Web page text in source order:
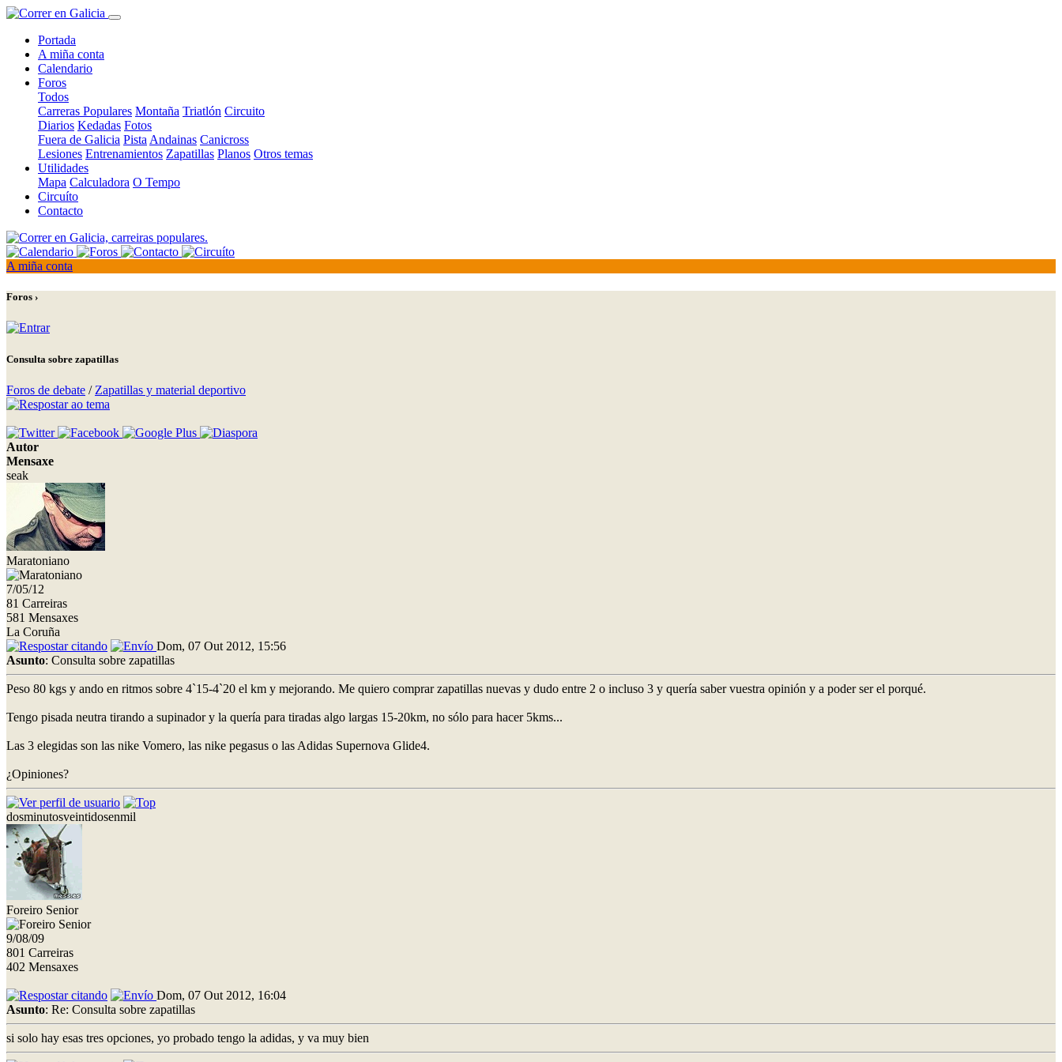
Portada
A miña conta
Calendario
Foros
Todos
Carreras Populares Montaña Triatlón Circuito
Diarios Kedadas Fotos
Fuera de Galicia Pista Andainas Canicross
Lesiones Entrenamientos Zapatillas Planos Otros temas
Utilidades
Mapa Calculadora O Tempo
Circuíto
Contacto
A miña conta
Foros ›
Consulta sobre zapatillas
Foros de debate / Zapatillas y material deportivo
Autor
Mensaxe
seak
Maratoniano
7/05/12
81 Carreiras
581 Mensaxes
La Coruña
Dom, 07 Out 2012, 15:56
Asunto: Consulta sobre zapatillas
Peso 80 kgs y ando en ritmos sobre 4`15-4`20 el km y mejorando. Me quiero comprar zapatillas nuevas y dudo entre 2 o incluso 3 y quería saber vuestra opinión y a poder ser el porqué.
Tengo pisada neutra tirando a supinador y la quería para tiradas algo largas 15-20km, no sólo para hacer 5kms...
Las 3 elegidas son las nike Vomero, las nike pegasus o las Adidas Supernova Glide4.
¿Opiniones?
dosminutosveintidosenmil
Foreiro Senior
9/08/09
801 Carreiras
402 Mensaxes
Dom, 07 Out 2012, 16:04
Asunto: Re: Consulta sobre zapatillas
si solo hay esas tres opciones, yo probado tengo la adidas, y va muy bien